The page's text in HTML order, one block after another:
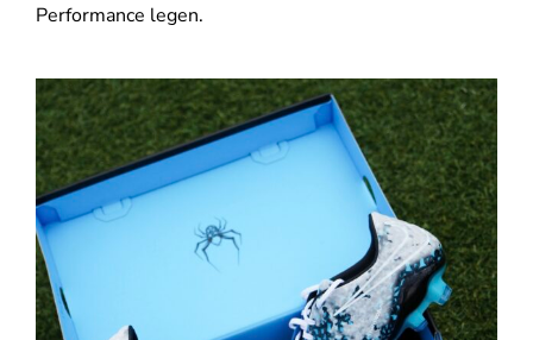
Performance legen.